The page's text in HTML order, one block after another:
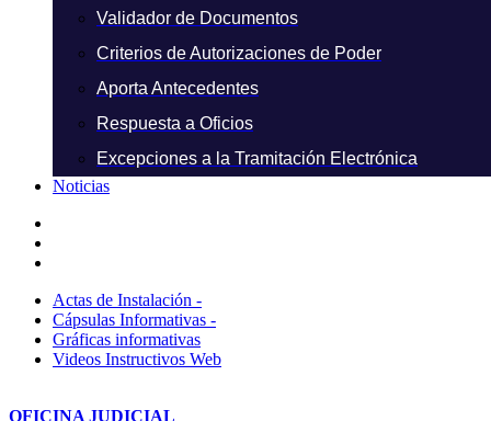
Validador de Documentos
Criterios de Autorizaciones de Poder
Aporta Antecedentes
Respuesta a Oficios
Excepciones a la Tramitación Electrónica
Noticias
Actas de Instalación -
Cápsulas Informativas -
Gráficas informativas
Videos Instructivos Web
OFICINA JUDICIAL